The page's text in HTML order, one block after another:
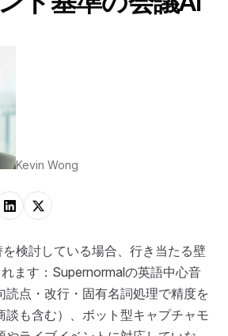
Kevin Wong
検討している場合、行き当たる壁
ます：Supernormalの英語中心音
読点・改行・固有名詞処理で精度を
談も含む）、ボット型キャプチャモ